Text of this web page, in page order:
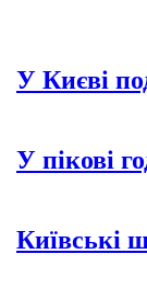
У Києві
У пікові
Київські